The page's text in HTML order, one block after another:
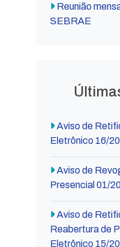
Reunião
SEBRAE
Aviso de
Eletrônico 16/
Aviso de
Presencial 01/
Aviso de
Reabertura de
Eletrônico 15/